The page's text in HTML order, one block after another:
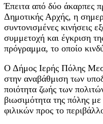
Έπειτα από δύο άκαρπες
Δημοτικής Αρχής, η
συντονισμένες κινήσεις
συμμετοχή και έγκριση
πρόγραμμα, το οποίο
Ο Δήμος Ιερής Πόλης
στην αναβάθμιση των
ποιότητα ζωής των
βιωσιμότητα της πόλης
φιλικών προς το